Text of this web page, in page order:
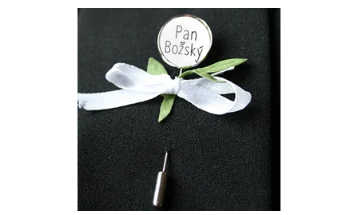
Dostupnost: Skladem